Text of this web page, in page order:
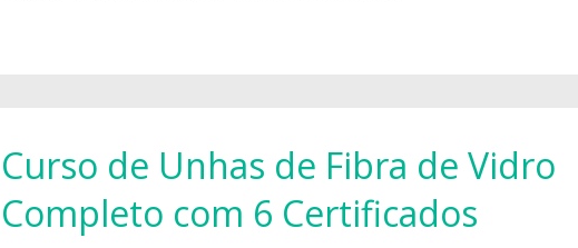
Curso de Unhas de Fibra de Vidro
Completo com 6 Certificados